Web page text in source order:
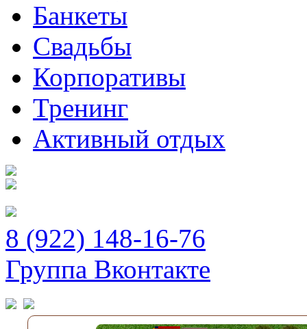
Банкеты
Свадьбы
Корпоративы
Тренинг
Активный отдых
8 (922) 148-16-76
Группа Вконтакте